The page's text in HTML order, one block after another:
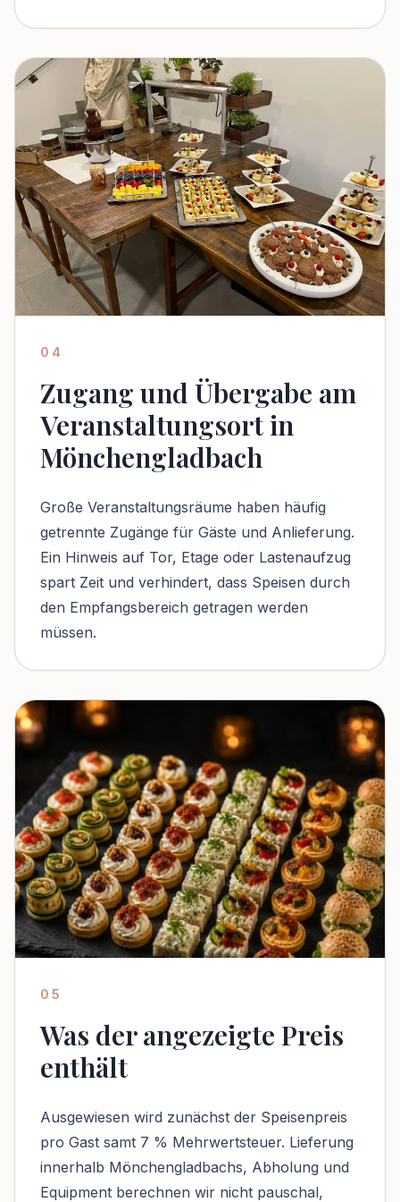
04
Zugang und Übergabe am
Veranstaltungsort in
Mönchengladbach
Große Veranstaltungsräume haben häufig
getrennte Zugänge für Gäste und Anlieferung.
Ein Hinweis auf Tor, Etage oder Lastenaufzug
spart Zeit und verhindert, dass Speisen durch
den Empfangsbereich getragen werden
müssen.
05
Was der angezeigte Preis
enthält
Ausgewiesen wird zunächst der Speisenpreis
pro Gast samt 7 % Mehrwertsteuer. Lieferung
innerhalb Mönchengladbachs, Abholung und
Equipment berechnen wir nicht pauschal,